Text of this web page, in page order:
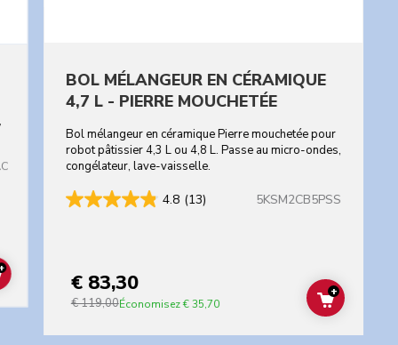
ADD TO CART
BOL MÉLANGEUR EN CÉRAMIQUE
4,7 L - PIERRE MOUCHETÉE
Bol mélangeur en céramique Pierre mouchetée pour
robot pâtissier 4,3 L ou 4,8 L. Passe au micro-ondes,
congélateur, lave-vaisselle.
4.8 (13) 5KSM2CB5PSS
€ 83,30
€ 119,00Économisez€ 35,70 ADD TO
+